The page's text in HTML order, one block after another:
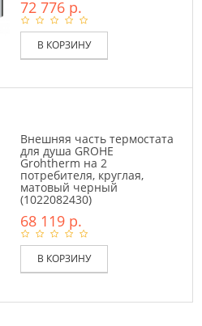
72 776 р.
В КОРЗИНУ
Внешняя часть термостата
для душа GROHE
Grohtherm на 2
потребителя, круглая,
матовый черный
(1022082430)
68 119 р.
В КОРЗИНУ